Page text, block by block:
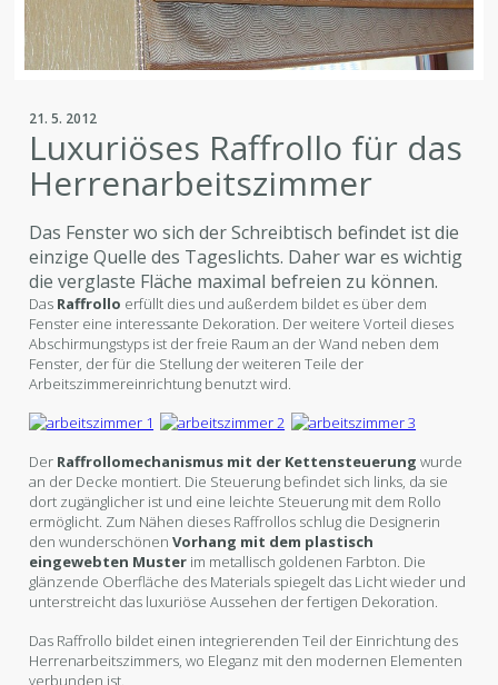
21. 5. 2012
Luxuriöses Raffrollo für das
Herrenarbeitszimmer
Das Fenster wo sich der Schreibtisch befindet ist die
einzige Quelle des Tageslichts. Daher war es wichtig
die verglaste Fläche maximal befreien zu können.
Das Raffrollo erfüllt dies und außerdem bildet es über dem
Fenster eine interessante Dekoration. Der weitere Vorteil dieses
Abschirmungstyps ist der freie Raum an der Wand neben dem
Fenster, der für die Stellung der weiteren Teile der
Arbeitszimmereinrichtung benutzt wird.
Der Raffrollomechanismus mit der Kettensteuerung wurde
an der Decke montiert. Die Steuerung befindet sich links, da sie
dort zugänglicher ist und eine leichte Steuerung mit dem Rollo
ermöglicht. Zum Nähen dieses Raffrollos schlug die Designerin
den wunderschönenVorhang mit dem plastisch
eingewebten Muster im metallisch goldenen Farbton. Die
glänzende Oberfläche des Materials spiegelt das Licht wieder und
unterstreicht das luxuriöse Aussehen der fertigen Dekoration.
Das Raffrollo bildet einen integrierenden Teil der Einrichtung des
Herrenarbeitszimmers, wo Eleganz mit den modernen Elementen
verbunden ist.